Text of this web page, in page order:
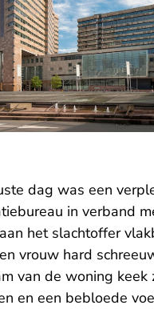
dag was een
in verband
het slachtoffer
vrouw hard
van de woning keek
en een bebloede